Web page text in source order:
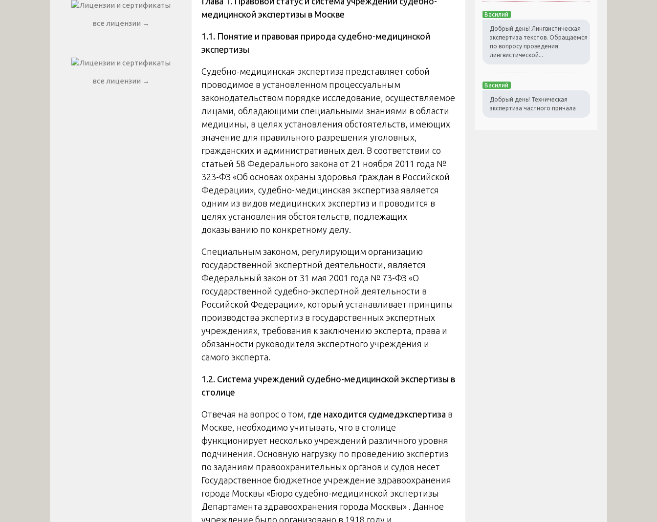
медицинской экспертизы в Москве
1.1. Понятие и правовая природа судебно-медицинской
экспертизы
Судебно-медицинская экспертиза представляет собой
проводимое в установленном процессуальным
законодательством порядке исследование, осуществляемое
лицами, обладающими специальными знаниями в области
медицины, в целях установления обстоятельств, имеющих
значение для правильного разрешения уголовных,
гражданских и административных дел. В соответствии со
статьей 58 Федерального закона от 21 ноября 2011 года №
323-ФЗ «Об основах охраны здоровья граждан в Российской
Федерации», судебно-медицинская экспертиза является
одним из видов медицинских экспертиз и проводится в
целях установления обстоятельств, подлежащих
доказыванию по конкретному делу.
Специальным законом, регулирующим организацию
государственной экспертной деятельности, является
Федеральный закон от 31 мая 2001 года № 73-ФЗ «О
государственной судебно-экспертной деятельности в
Российской Федерации», который устанавливает принципы
производства экспертиз в государственных экспертных
учреждениях, требования к заключению эксперта, права и
обязанности руководителя экспертного учреждения и
самого эксперта.
1.2. Система учреждений судебно-медицинской экспертизы в
столице
Отвечая на вопрос о том, где находится судмедэкспертиза в
Москве, необходимо учитывать, что в столице
функционирует несколько учреждений различного уровня
подчинения. Основную нагрузку по проведению экспертиз
по заданиям правоохранительных органов и судов несет
Государственное бюджетное учреждение здравоохранения
города Москвы «Бюро судебно-медицинской экспертизы
Департамента здравоохранения города Москвы» . Данное
учреждение было организовано в 1918 году и
все лицензии →
все лицензии →
Василий
Добрый день! Лингвистическая
экспертиза текстов. Обращаемся
по вопросу проведения
лингвистической...
Василий
Добрый день! Техническая
экспертиза частного причала